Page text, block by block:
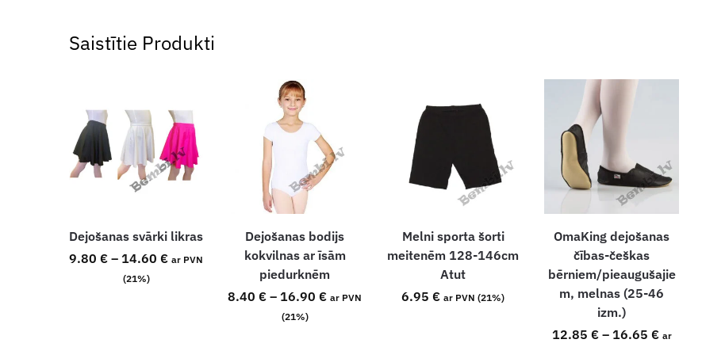
Saistītie Produkti
Dejošanas svārki likras
9.80€ – 14.60€ ar PVN
(21%)
Dejošanas bodijs
kokvilnas ar īsām
piedurknēm
8.40€ – 16.90€ ar PVN
(21%)
Melni sporta šorti
meitenēm 128-146cm
Atut
6.95€ ar PVN (21%)
OmaKing dejošanas
čības-češkas
bērniem/pieaugušajie
m, melnas (25-46
izm.)
12.85 € – 16.65 € ar